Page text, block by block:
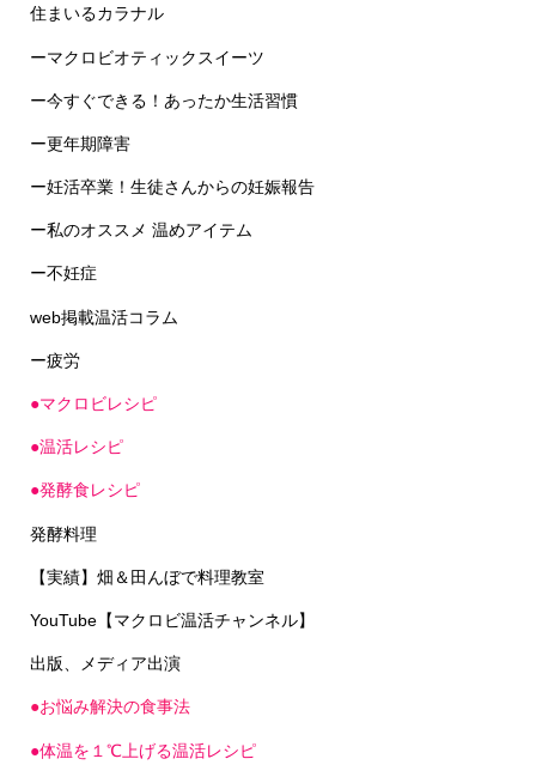
住まいるカラナル
ーマクロビオティックスイーツ
ー今すぐできる！あったか生活習慣
ー更年期障害
ー妊活卒業！生徒さんからの妊娠報告
ー私のオススメ 温めアイテム
ー不妊症
web掲載温活コラム
ー疲労
●マクロビレシピ
●温活レシピ
●発酵食レシピ
発酵料理
【実績】畑＆田んぼで料理教室
YouTube【マクロビ温活チャンネル】
出版、メディア出演
●お悩み解決の食事法
●体温を１℃上げる温活レシピ